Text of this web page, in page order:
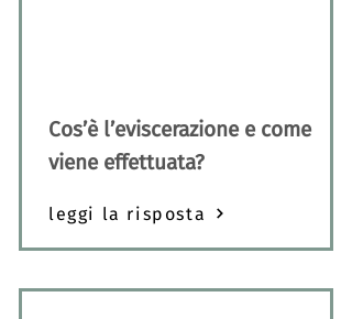
Cos’è l’eviscerazione e come
viene effettuata?
leggi la risposta